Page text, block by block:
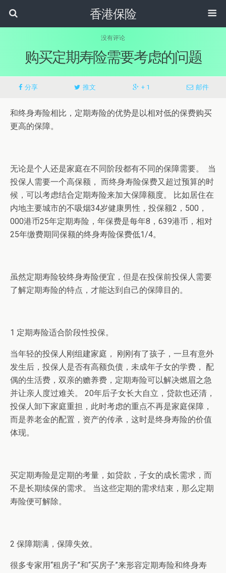
香港保险
没有评论
购买定期寿险需要考虑的问题
分享 推文 + 1 邮件
和终身寿险相比，定期寿险的优势是以相对低的保费购买
更高的保障。
无论是个人还是家庭在不同阶段都有不同的保障需要。 当
投保人需要一个高保额， 而终身寿险保费又超过预算的时
候，可以考虑结合定期寿险来加大保障额度。 比如居住在
内地主要城市的不吸烟34岁健康男性，投保额2，500，
000港币25年定期寿险，年保费是每年8，639港币，相对
25年缴费期同保额的终身寿险保费低1/4。
虽然定期寿险较终身寿险便宜，但是在投保前投保人需要
了解定期寿险的特点，才能达到自己的保障目的。
1 定期寿险适合阶段性投保。
当年轻的投保人刚组建家庭， 刚刚有了孩子，一旦有意外
发生后，投保人是否有高额负债，未成年子女的学费， 配
偶的生活费，双亲的赡养费，定期寿险可以解决燃眉之急
并让亲人度过难关。 20年后子女长大自立，贷款也还清，
投保人卸下家庭重担，此时考虑的重点不再是家庭保障，
而是养老金的配置，资产的传承，这时是终身寿险的价值
体现。
买定期寿险是定期的考量，如贷款，子女的成长需求，而
不是长期续保的需求。 当这些定期的需求结束，那么定期
寿险便可解除。
2 保障期满，保障失效。
很多专家用“租房子”和“买房子”来形容定期寿险和终身寿